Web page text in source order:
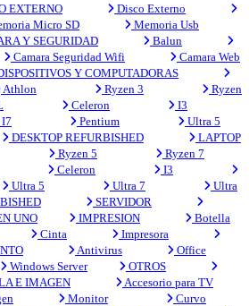
EXTERNO
Disco Externo
Micro SD
Memoria Usb
Y SEGURIDAD
Balun
Camara Seguridad Wifi
Camara Web
Y COMPUTADORAS
Athlon Ryzen 3
Ryzen
Celeron
I3
I7 Pentium
Ultra 5
DESKTOP REFURBISHED
LAPTOP
Ryzen 5
Ryzen 7
Celeron
I3
Ultra 5 Ultra 7
Ultra
SERVIDOR
UNO IMPRESION
Botella
Cinta
Impresora
Antivirus
Office
Windows Server
OTROS
E IMAGEN
Accesorio para TV
Monitor
Curvo